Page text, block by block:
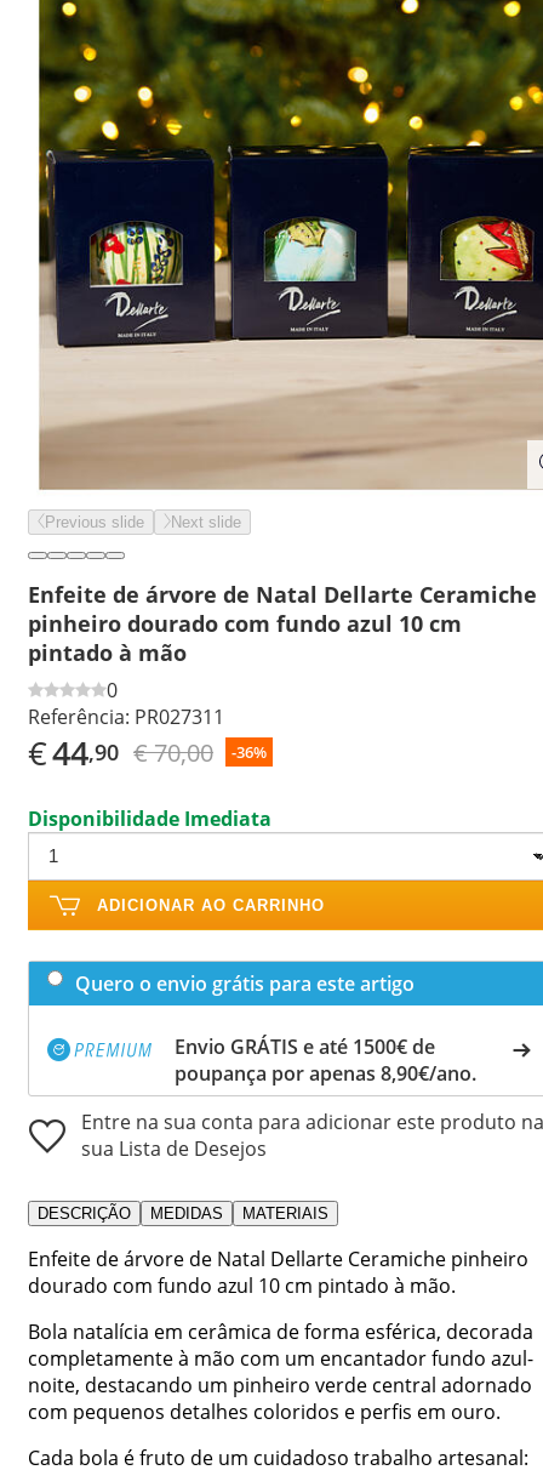
Previous slide Next slide
Enfeite de árvore de Natal Dellarte Ceramiche
pinheiro dourado com fundo azul 10 cm
pintado à mão
0
Referência: PR027311
€44,90 € 70,00 -36%
Disponibilidade Imediata
ADICIONAR AO CARRINHO
Quero o envio grátis para este artigo
Envio GRÁTIS e até 1500€ de
poupança por apenas 8,90€/ano.
Entre na sua conta para adicionar este produto na
sua Lista de Desejos
DESCRIÇÃO MEDIDAS MATERIAIS
Enfeite de árvore de Natal Dellarte Ceramiche pinheiro
dourado com fundo azul 10 cm pintado à mão.
Bola natalícia em cerâmica de forma esférica, decorada
completamente à mão com um encantador fundo azul-
noite, destacando um pinheiro verde central adornado
com pequenos detalhes coloridos e perfis em ouro.
Cada bola é fruto de um cuidadoso trabalho artesanal: